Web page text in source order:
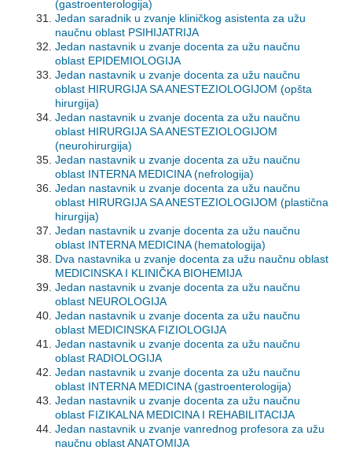
(gastroenterologija)
Jedan saradnik u zvanje kliničkog asistenta za užu
naučnu oblast PSIHIJATRIJA
Jedan nastavnik u zvanje docenta za užu naučnu
oblast EPIDEMIOLOGIJA
Jedan nastavnik u zvanje docenta za užu naučnu
oblast HIRURGIJA SA ANESTEZIOLOGIJOM (opšta
hirurgija)
Jedan nastavnik u zvanje docenta za užu naučnu
oblast HIRURGIJA SA ANESTEZIOLOGIJOM
(neurohirurgija)
Jedan nastavnik u zvanje docenta za užu naučnu
oblast INTERNA MEDICINA (nefrologija)
Jedan nastavnik u zvanje docenta za užu naučnu
oblast HIRURGIJA SA ANESTEZIOLOGIJOM (plastična
hirurgija)
Jedan nastavnik u zvanje docenta za užu naučnu
oblast INTERNA MEDICINA (hematologija)
Dva nastavnika u zvanje docenta za užu naučnu oblast
MEDICINSKA I KLINIČKA BIOHEMIJA
Jedan nastavnik u zvanje docenta za užu naučnu
oblast NEUROLOGIJA
Jedan nastavnik u zvanje docenta za užu naučnu
oblast MEDICINSKA FIZIOLOGIJA
Jedan nastavnik u zvanje docenta za užu naučnu
oblast RADIOLOGIJA
Jedan nastavnik u zvanje docenta za užu naučnu
oblast INTERNA MEDICINA (gastroenterologija)
Jedan nastavnik u zvanje docenta za užu naučnu
oblast FIZIKALNA MEDICINA I REHABILITACIJA
Jedan nastavnik u zvanje vanrednog profesora za užu
naučnu oblast ANATOMIJA